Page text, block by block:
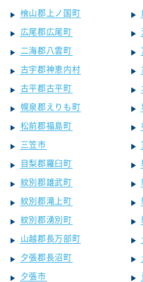
檜山郡上ノ国町
広尾郡広尾町
二海郡八雲町
古宇郡神恵内村
古平郡古平町
幌泉郡えりも町
松前郡福島町
三笠市
目梨郡羅臼町
紋別郡雄武町
紋別郡滝上町
紋別郡湧別町
山越郡長万部町
夕張郡長沼町
夕張市